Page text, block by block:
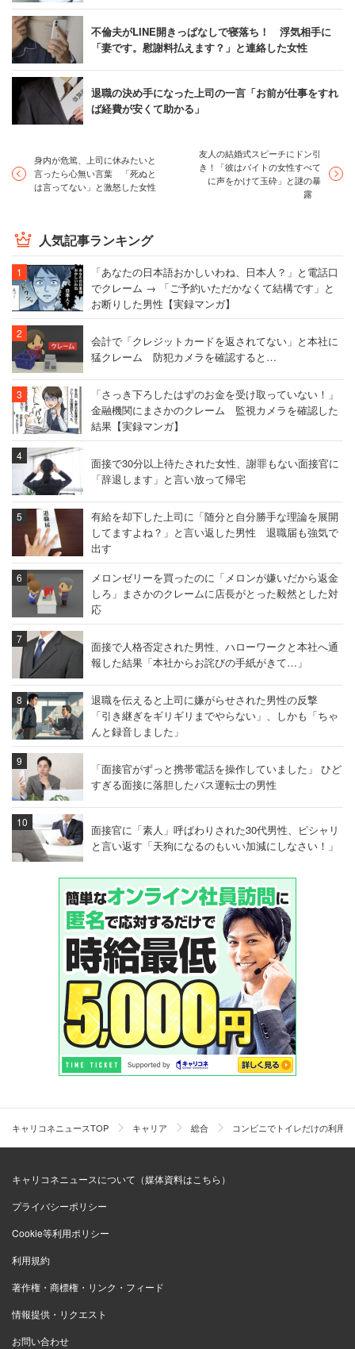
不倫夫がLINE開きっぱなしで寝落ち！ 浮気相手に
「妻です。慰謝料払えます？」と連絡した女性
退職の決め手になった上司の一言「お前が仕事をすれ
ば経費が安くて助かる」
身内が危篤、上司に休みたいと
言ったら心無い言葉 「死ぬと
は言ってない」と激怒した女性
友人の結婚式スピーチにドン引
き！「彼はバイトの女性すべて
に声をかけて玉砕」と謎の暴
露
人気記事ランキング
「あなたの日本語おかしいわね、日本人？」と電話口
でクレーム → 「ご予約いただかなくて結構です」と
お断りした男性【実録マンガ】
会計で「クレジットカードを返されてない」と本社に
猛クレーム 防犯カメラを確認すると…
「さっき下ろしたはずのお金を受け取っていない！」
金融機関にまさかのクレーム 監視カメラを確認した
結果【実録マンガ】
面接で30分以上待たされた女性、謝罪もない面接官に
「辞退します」と言い放って帰宅
有給を却下した上司に「随分と自分勝手な理論を展開
してますよね？」と言い返した男性 退職届も強気で
出す
メロンゼリーを買ったのに「メロンが嫌いだから返金
しろ」まさかのクレームに店長がとった毅然とした対
応
面接で人格否定された男性、ハローワークと本社へ通
報した結果「本社からお詫びの手紙がきて…」
退職を伝えると上司に嫌がらせされた男性の反撃
「引き継ぎをギリギリまでやらない」、しかも「ちゃ
んと録音しました」
「面接官がずっと携帯電話を操作していました」 ひど
すぎる面接に落胆したバス運転士の男性
面接官に「素人」呼ばわりされた30代男性、ピシャリ
と言い返す「天狗になるのもいい加減にしなさい！」
キャリコネニュースTOP キャリア 総合 コンビニでトイレだけの利用
キャリコネニュースについて（媒体資料はこちら）
プライバシーポリシー
Cookie等利用ポリシー
利用規約
著作権・商標権・リンク・フィード
情報提供・リクエスト
お問い合わせ